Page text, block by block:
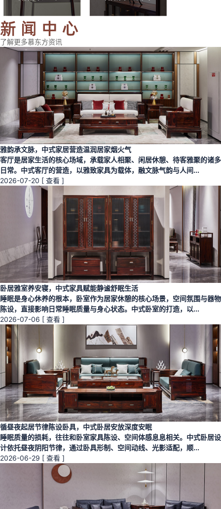
了解更多慕东方资讯
雅韵承文脉，中式家居营造温润居家烟火气
客厅是居家生活的核心场域，承载家人相聚、闲居休憩、待客雅聚的诸多
日常。中式客厅的营造，以雅致家具为载体，融文脉气韵与人间...
2026-07-20 [ 查看 ]
卧居雅室养安寝，中式家具赋能静谧舒眠生活
睡眠是身心休养的根本，卧室作为居家休憩的核心场景，空间氛围与器物
陈设，直接影响日常睡眠质量与身心状态。中式卧室的打造，以...
2026-07-06 [ 查看 ]
循昼夜起居节律陈设卧具，中式卧居安放深度安眠
睡眠质量的损耗，往往和卧室家具陈设、空间体感息息相关。中式卧居设
计依托昼夜阴阳节律，通过卧具形制、空间动线、光影适配，顺...
2026-06-29 [ 查看 ]